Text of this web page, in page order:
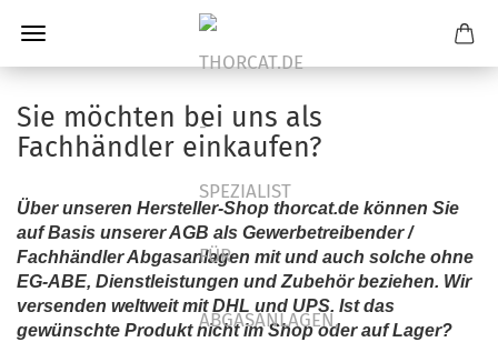
Sie möchten bei uns als
Fachhändler einkaufen?
Über unseren Hersteller-Shop thorcat.de können Sie
auf Basis unserer AGB als Gewerbetreibender /
Fachhändler Abgasanlagen mit und auch solche ohne
EG-ABE, Dienstleistungen und Zubehör beziehen. Wir
versenden weltweit mit DHL und UPS. Ist das
gewünschte Produkt nicht im Shop oder auf Lager?